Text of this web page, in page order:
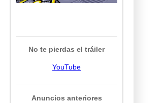
No te pierdas el tráiler
YouTube
Anuncios anteriores